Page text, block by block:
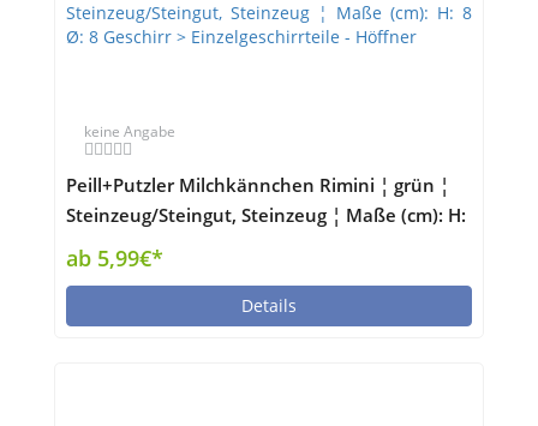
keine Angabe
Peill+Putzler Milchkännchen Rimini ¦ grün ¦
Steinzeug/Steingut, Steinzeug ¦ Maße (cm): H:
8 Ø: 8 Geschirr > Einzelgeschirrteile - Höffner
ab 5,99€*
Details